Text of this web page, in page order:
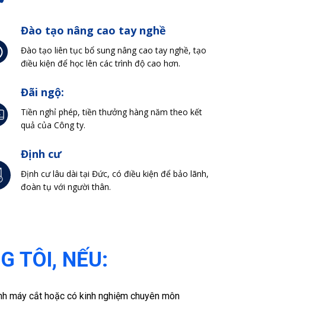
Đào tạo nâng cao tay nghề
Đào tạo liên tục bổ sung nâng cao tay nghề, tạo
điều kiện để học lên các trình độ cao hơn.
Đãi ngộ:
Tiền nghỉ phép, tiền thưởng hàng năm theo kết
quả của Công ty.
Định cư
Định cư lâu dài tại Đức, có điều kiện để bảo lãnh,
đoàn tụ với người thân.
TÔI, NẾU:
máy cắt hoặc có kinh nghiệm chuyên môn